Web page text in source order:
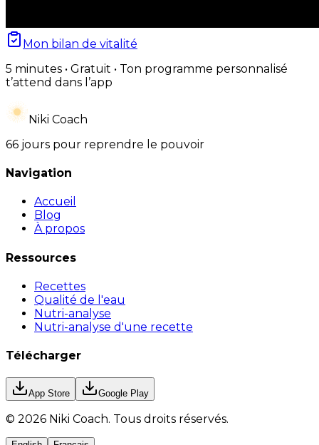
Mon bilan de vitalité
5 minutes • Gratuit • Ton programme personnalisé
t’attend dans l’app
Niki Coach
66 jours pour reprendre le pouvoir
Navigation
Accueil
Blog
À propos
Ressources
Recettes
Qualité de l'eau
Nutri-analyse
Nutri-analyse d'une recette
Télécharger
App Store Google Play
© 2026 Niki Coach. Tous droits réservés.